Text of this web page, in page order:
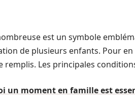
est un symbole
de plusieurs enfants. Pour
remplis. Les principales
un moment en famille est